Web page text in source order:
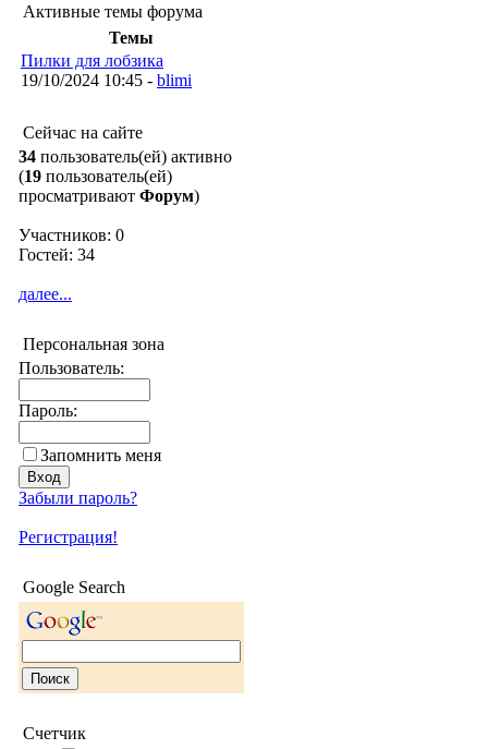
Активные темы форума
Темы
Пилки для лобзика
19/10/2024 10:45 - blimi
Сейчас на сайте
34 пользователь(ей) активно
(19 пользователь(ей)
просматривают Форум)
Участников: 0
Гостей: 34
далее...
Персональная зона
Пользователь:
Пароль:
Запомнить меня
Забыли пароль?
Регистрация!
Google Search
Счетчик